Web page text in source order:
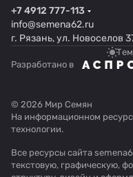
+7 4912 777-113
info@semena62.ru
г. Рязань, ул. Новоселов
Разработано в
© 2026 Мир Семян
На информационном
технологии.
Все ресурсы сайта
текстовую, графическую,